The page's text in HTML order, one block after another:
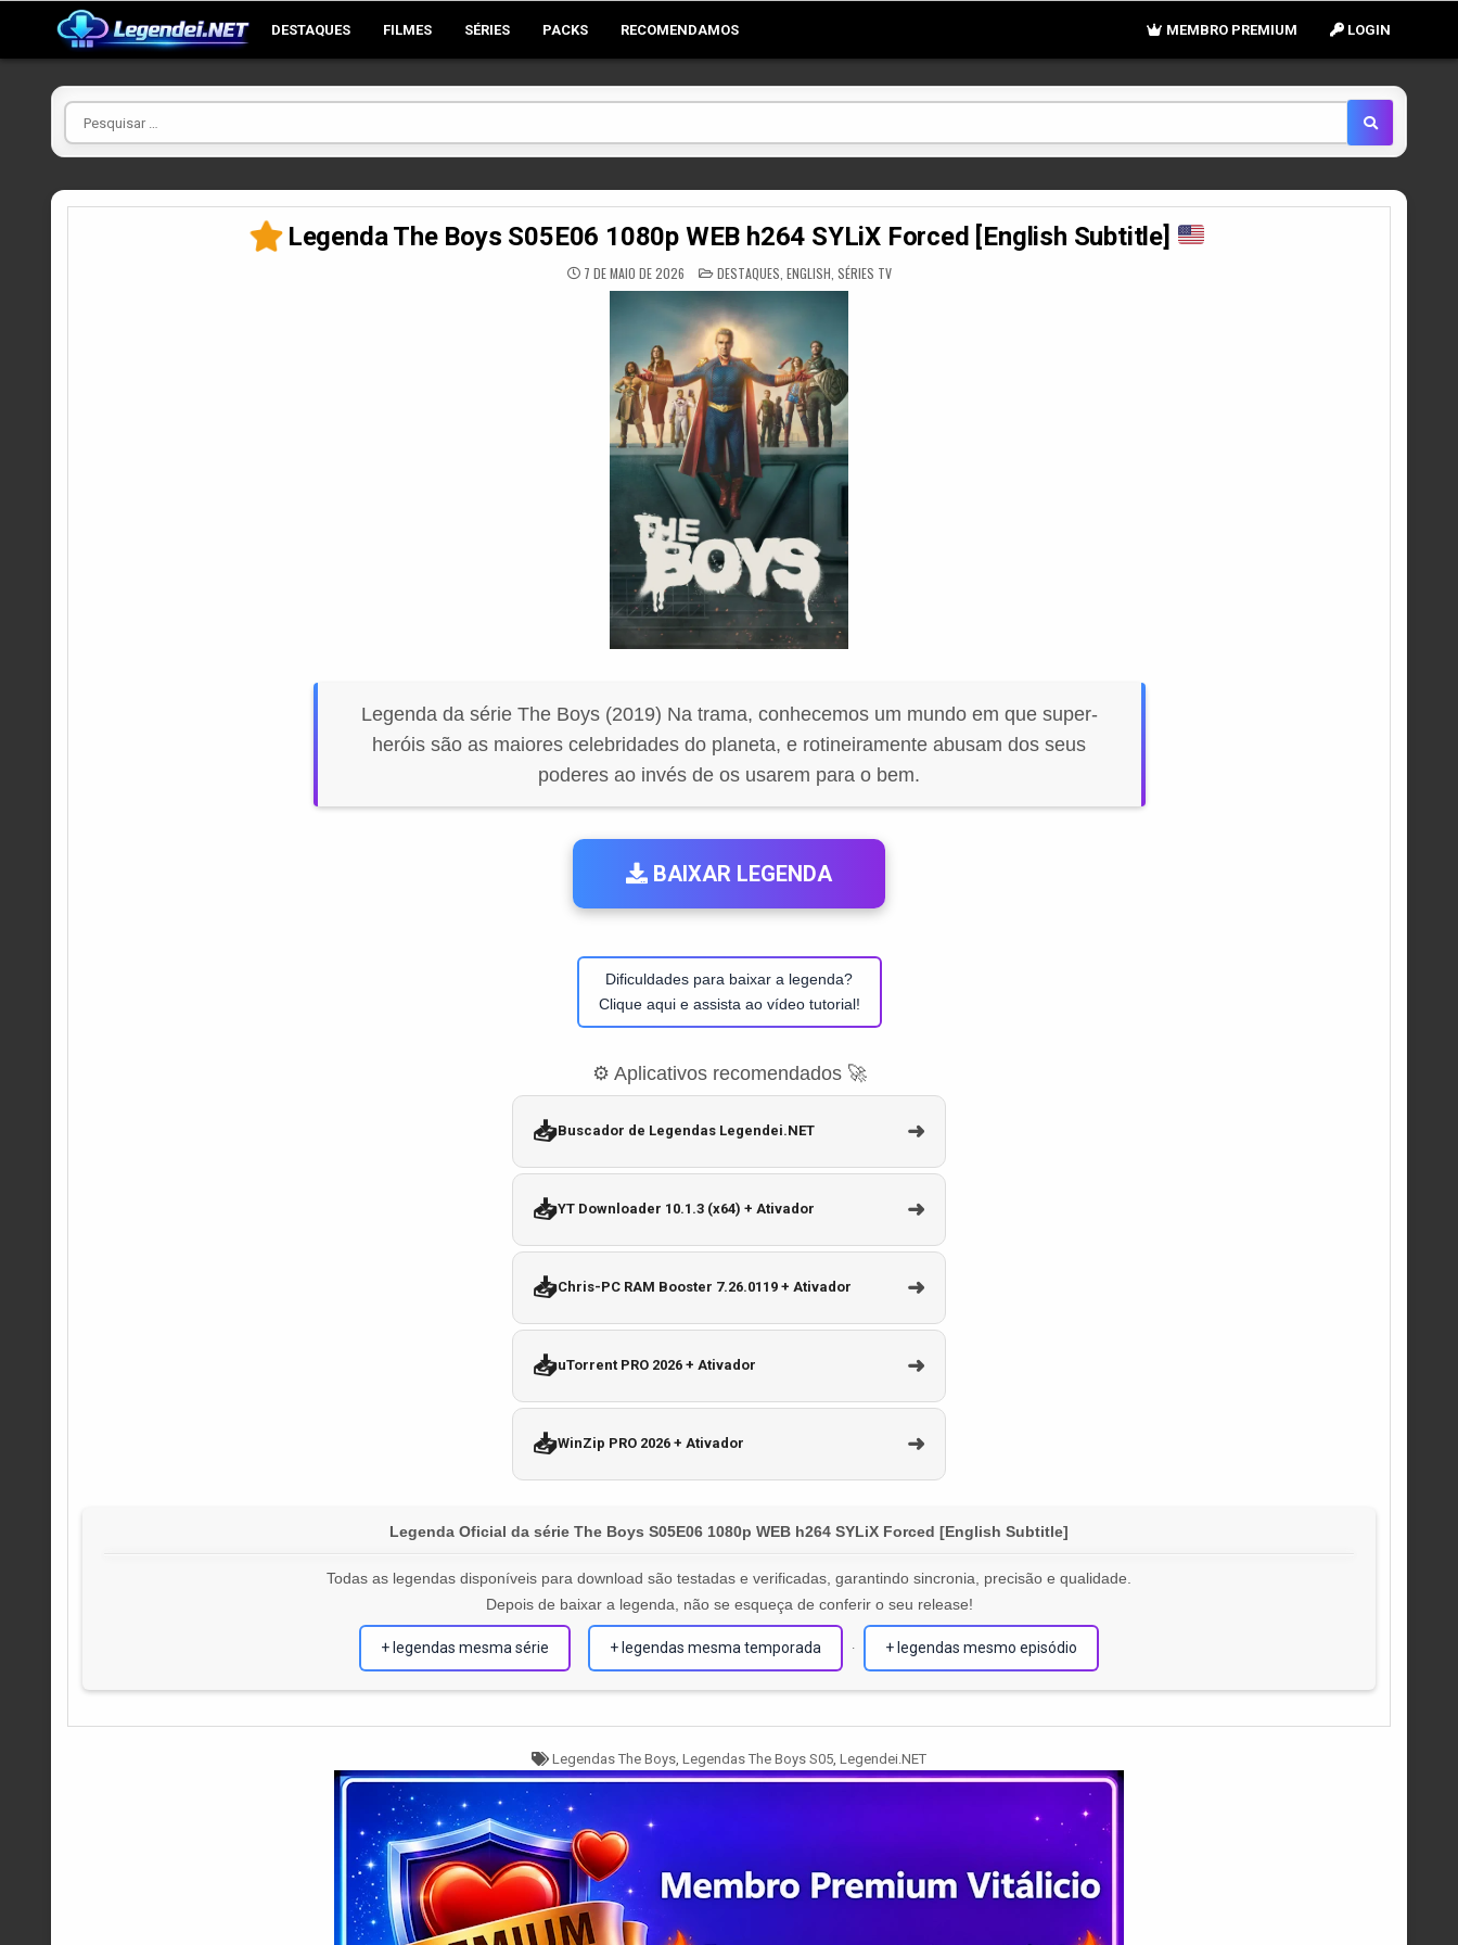
DESTAQUES FILMES SÉRIES PACKS RECOMENDAMOS LOGIN
MEMBRO PREMIUM
Pesquisar
por
Legenda The Boys S05E06 1080p WEB h264 SYLiX Forced [English Subtitle]
7 DE MAIO DE 2026 POSTED
IN
DESTAQUES ENGLISH SÉRIES TV
Legenda da série The Boys (2019) Na trama, conhecemos um mundo em que super-
heróis são as maiores celebridades do planeta, e rotineiramente abusam dos seus
poderes ao invés de os usarem para o bem.
BAIXAR LEGENDA
Dificuldades para baixar a legenda?
Clique aqui e assista ao vídeo tutorial!
⚙️ Aplicativos recomendados 🚀
📥Buscador de Legendas Legendei.NET ➜
📥YT Downloader 10.1.3 (x64) + Ativador ➜
📥Chris-PC RAM Booster 7.26.0119 + Ativador ➜
📥uTorrent PRO 2026 + Ativador ➜
📥WinZip PRO 2026 + Ativador ➜
Legenda Oficial da série The Boys S05E06 1080p WEB h264 SYLiX Forced [English Subtitle]
Todas as legendas disponíveis para download são testadas e verificadas, garantindo sincronia, precisão e qualidade.
Depois de baixar a legenda, não se esqueça de conferir o seu release!
+ legendas mesma série + legendas mesma temporada · + legendas mesmo episódio
Tagged
Legendas The Boys Legendas The Boys S05 Legendei.NET